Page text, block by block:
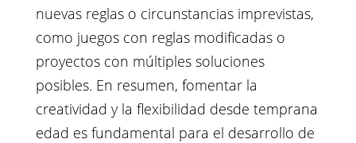
nuevas reglas o circunstancias imprevistas,
como juegos con reglas modificadas o
proyectos con múltiples soluciones
posibles. En resumen, fomentar la
creatividad y la flexibilidad desde temprana
edad es fundamental para el desarrollo de